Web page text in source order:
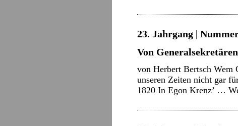
23. Jahrgang |
Von
von Herbert Bertsch Wem
unseren Zeiten nicht gar
1820 In Egon Krenz’ …